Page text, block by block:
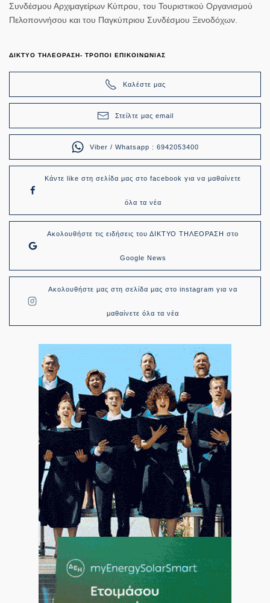
Συνδέσμου Αρχιμαγείρων Κύπρου, του Τουριστικού Οργανισμού
Πελοποννήσου και του Παγκύπριου Συνδέσμου Ξενοδόχων.
ΔΙΚΤΥΟ ΤΗΛΕΟΡΑΣΗ- ΤΡΟΠΟΙ ΕΠΙΚΟΙΝΩΝΙΑΣ
Καλέστε μας
Στείλτε μας email
Viber / Whatsapp : 6942053400
Κάντε like στη σελίδα μας στο facebook για να μαθαίνετε
όλα τα νέα
Ακολουθήστε τις ειδήσεις του ΔΙΚΤΥΟ ΤΗΛΕΟΡΑΣΗ στο
Google News
Ακολουθήστε μας στη σελίδα μας στο instagram για να
μαθαίνετε όλα τα νέα